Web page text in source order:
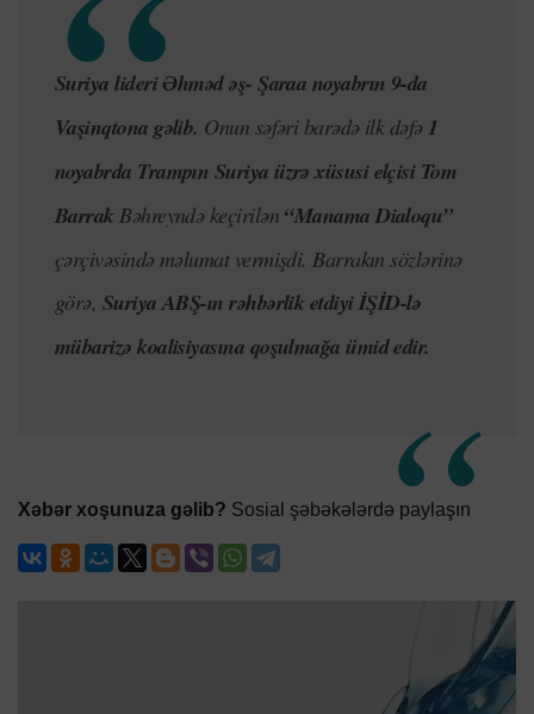
Suriya lideri Əhmədəş- Şaraa noyabrın 9-da
Vaşinqtona gəlib. Onun səfəri barədə ilk dəfə1
noyabrda Trampın Suriya üzrə xüsusi elçisi Tom
Barrak Bəhreyndə keçirilən “Manama Dialoqu”
çərçivəsində məlumat vermişdi. Barrakın sözlərinə
görə, Suriya ABŞ-ın rəhbərlik etdiyi İŞİD-lə
mübarizə koalisiyasına qoşulmağa ümid edir.
Xəbər xoşunuza gəlib? Sosial şəbəkələrdə paylaşın